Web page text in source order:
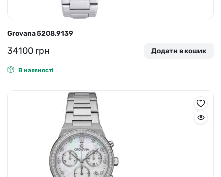
Grovana 5208.9139
34100 грн Додати в кошик
В наявності